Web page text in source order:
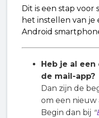
Dit is een stap
het instellen van je
Android
Heb je al
de mail-app?
Dan zijn de
om een nieuw
Begin dan bij "